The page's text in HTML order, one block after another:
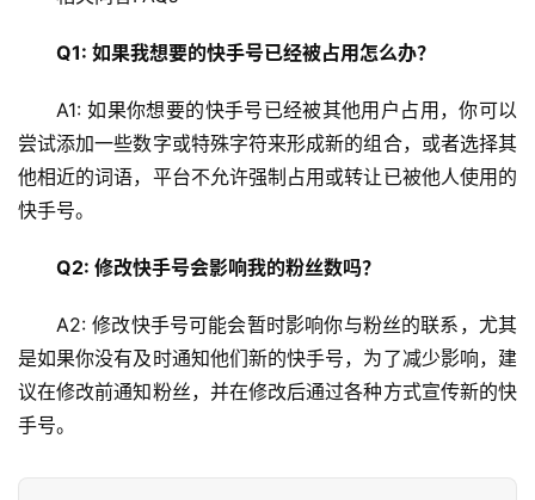
n
u
x
Q1: 如果我想要的快手号已经被占用怎么办？
A1: 如果你想要的快手号已经被其他用户占用，你可以
尝试添加一些数字或特殊字符来形成新的组合，或者选择其
他相近的词语，平台不允许强制占用或转让已被他人使用的
快手号。
Q2: 修改快手号会影响我的粉丝数吗？
A2: 修改快手号可能会暂时影响你与粉丝的联系，尤其
是如果你没有及时通知他们新的快手号，为了减少影响，建
议在修改前通知粉丝，并在修改后通过各种方式宣传新的快
手号。